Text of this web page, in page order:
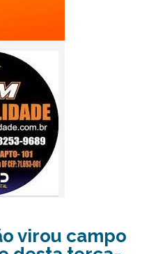
virou campo